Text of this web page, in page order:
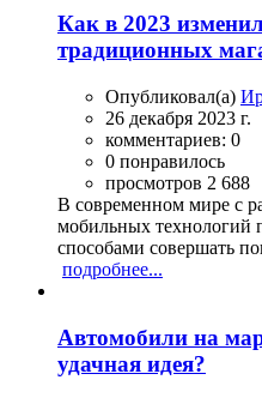
Как в 2023
традиционных
Опубликовал(а)
26 декабря 2023 г.
комментариев: 0
0 понравилось
просмотров 2 688
В современном мире с
мобильных технологий
способами совершать
подробнее...
Автомобили на
удачная идея?